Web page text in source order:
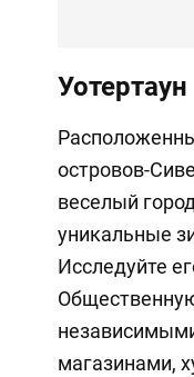
Уотертаун
островов-
веселый
уникальные
Исследуйте
магазинами,